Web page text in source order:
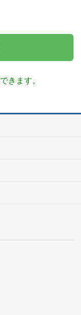
きます。